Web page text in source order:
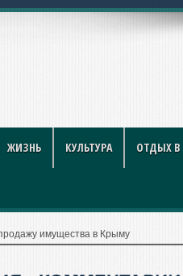
— цены, районы,
ЖИЗНЬ КУЛЬТУРА ОТДЫХ
имущества в Крыму